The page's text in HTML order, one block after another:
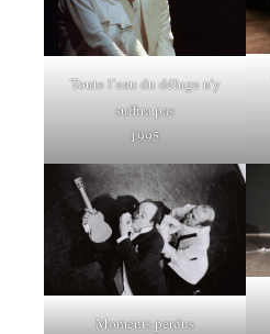
Toute l’eau du déluge n’y
suffira pas
1995
Moments perdus